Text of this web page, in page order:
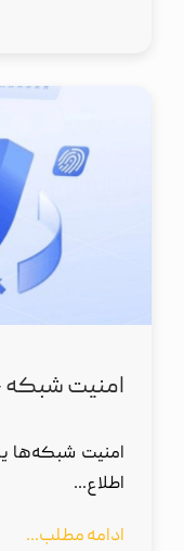
امنیت شبکه‌
امنیت شبکه‌ها
اطلاع...
ادامه مطلب...